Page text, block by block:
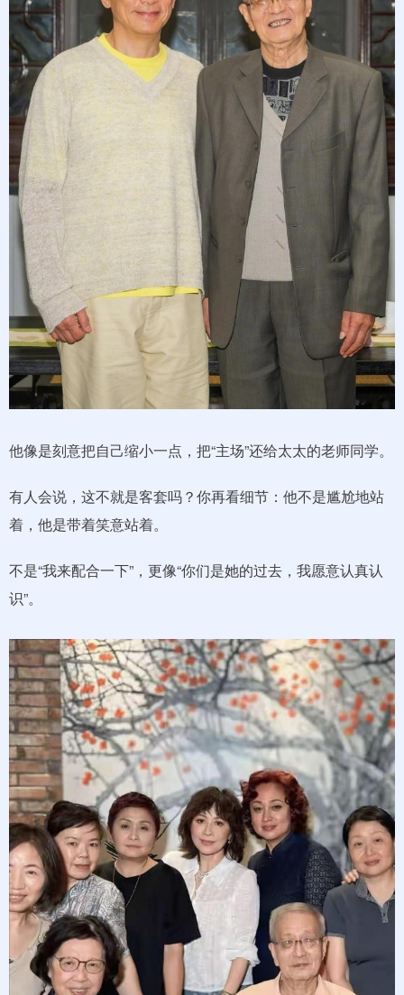
他像是刻意把自己缩小一点，把“主场”还给太太的老师同学。
有人会说，这不就是客套吗？你再看细节：他不是尴尬地站
着，他是带着笑意站着。
不是“我来配合一下”，更像“你们是她的过去，我愿意认真认
识”。